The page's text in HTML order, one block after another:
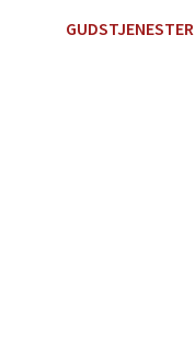
GUDSTJENESTER